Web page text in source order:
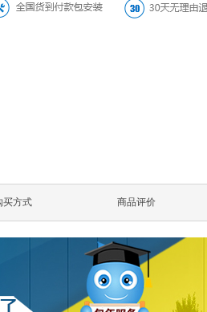
买方式 商品评价